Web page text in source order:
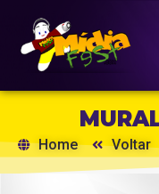
Home Voltar